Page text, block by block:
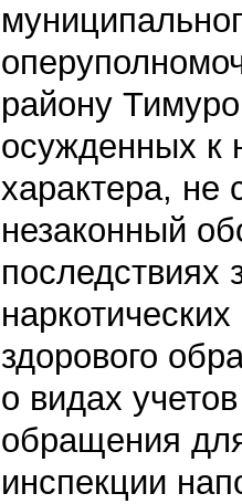
району
осужденных к
характера,
незаконный
последствиях
здорового
о видах
обращения
инспекции